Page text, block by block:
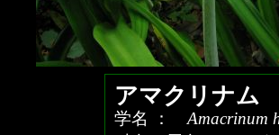
アマクリナム
学名 ： Amacrinum